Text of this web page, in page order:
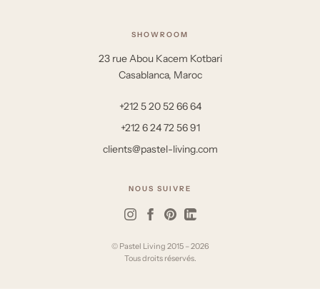
SHOWROOM
23 rue Abou Kacem Kotbari
Casablanca, Maroc
+212 5 20 52 66 64
+212 6 24 72 56 91
clients@pastel-living.com
NOUS SUIVRE
© Pastel Living 2015 – 2026
Tous droits réservés.